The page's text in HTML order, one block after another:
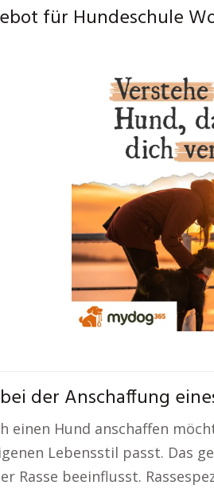
für Hundeschule
der Anschaffung
einen Hund anschaffen
Lebensstil passt. Das
Rasse beeinflusst.